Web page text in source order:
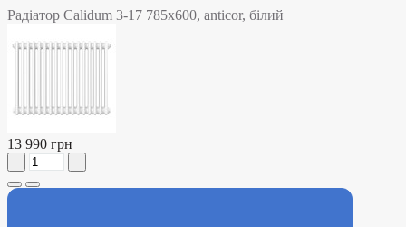
Радіатор Calidum 3-17 785х600, anticor, білий
13 990 грн